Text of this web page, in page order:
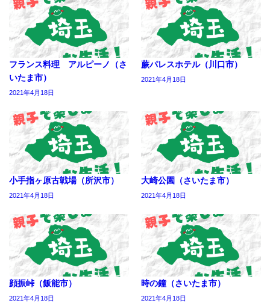
フランス料理 アルピーノ（さ
いたま市）
2021年4月18日
蕨パレスホテル（川口市）
2021年4月18日
小手指ヶ原古戦場（所沢市）
2021年4月18日
大崎公園（さいたま市）
2021年4月18日
顔振峠（飯能市）
2021年4月18日
時の鐘（さいたま市）
2021年4月18日